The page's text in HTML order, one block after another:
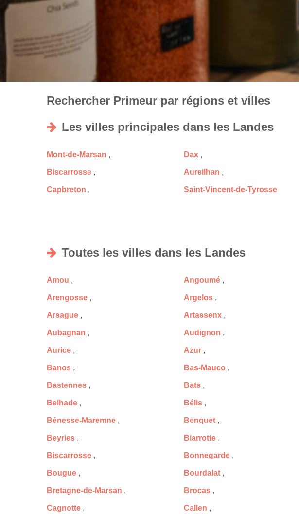
Rechercher Primeur par régions et villes
Les villes principales dans les Landes
Mont-de-Marsan , Dax ,
Biscarrosse , Aureilhan ,
Capbreton , Saint-Vincent-de-Tyrosse
Toutes les villes dans les Landes
Amou , Angoumé ,
Arengosse , Argelos ,
Arsague , Artassenx ,
Aubagnan , Audignon ,
Aurice , Azur ,
Banos , Bas-Mauco ,
Bastennes , Bats ,
Belhade , Bélis ,
Bénesse-Maremne , Benquet ,
Beyries , Biarrotte ,
Biscarrosse , Bonnegarde ,
Bougue , Bourdalat ,
Bretagne-de-Marsan , Brocas ,
Cagnotte , Callen ,